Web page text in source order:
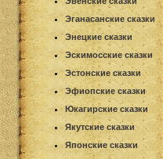
Эганасанские сказки
Энецкие сказки
Эскимосские сказки
Эстонские сказки
Эфиопские сказки
Юкагирские сказки
Якутские сказки
Японские сказки